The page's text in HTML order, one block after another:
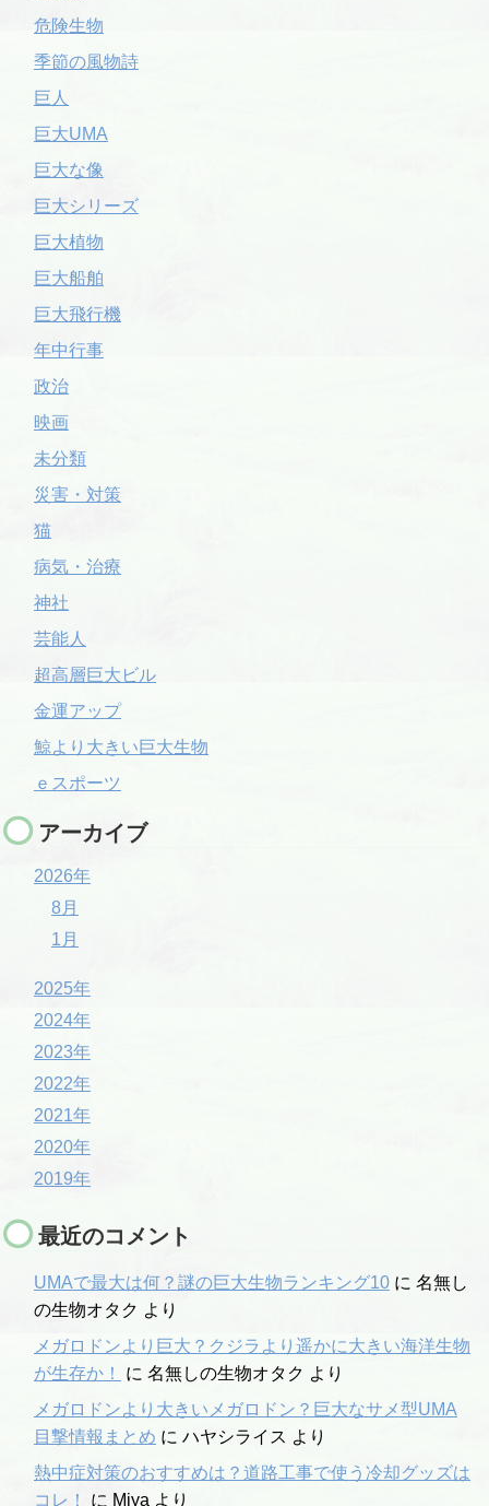
危険生物
季節の風物詩
巨人
巨大UMA
巨大な像
巨大シリーズ
巨大植物
巨大船舶
巨大飛行機
年中行事
政治
映画
未分類
災害・対策
猫
病気・治療
神社
芸能人
超高層巨大ビル
金運アップ
鯨より大きい巨大生物
ｅスポーツ
アーカイブ
2026年
8月
1月
2025年
2024年
2023年
2022年
2021年
2020年
2019年
最近のコメント
UMAで最大は何？謎の巨大生物ランキング10 に 名無し
の生物オタク より
メガロドンより巨大？クジラより遥かに大きい海洋生物
が生存か！
に 名無しの生物オタク より
メガロドンより大きいメガロドン？巨大なサメ型UMA
目撃情報まとめ に ハヤシライス より
熱中症対策のおすすめは？道路工事で使う冷却グッズは
コレ！
に Miya より